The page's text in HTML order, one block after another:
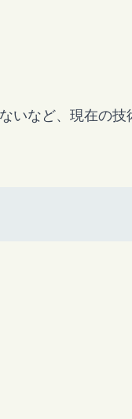
いなど、現在の